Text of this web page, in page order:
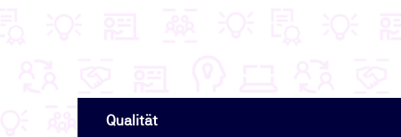
Qualität